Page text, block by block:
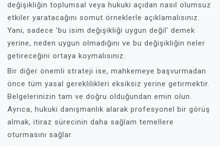
değişikliğin toplumsal veya hukuki açıdan nasıl olumsuz
etkiler yaratacağını somut örneklerle açıklamalısınız.
Yani, sadece 'bu isim değişikliği uygun değil' demek
yerine, neden uygun olmadığını ve bu değişikliğin neler
getireceğini ortaya koymalısınız.
Bir diğer önemli strateji ise, mahkemeye başvurmadan
önce tüm yasal gereklilikleri eksiksiz yerine getirmektir.
Belgelerinizin tam ve doğru olduğundan emin olun.
Ayrıca, hukuki danışmanlık alarak profesyonel bir görüş
almak, itiraz sürecinin daha sağlam temellere
oturmasını sağlar.